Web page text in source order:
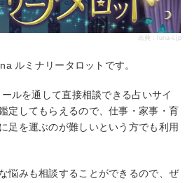
出典： luna-i.jp
ルミナリータロットです。
ルを通して直接相談できる占いサイ
定してもらえるので、仕事・家事・育
足を運ぶのが難しいという方でも利用
悩みも相談することができるので、ぜ